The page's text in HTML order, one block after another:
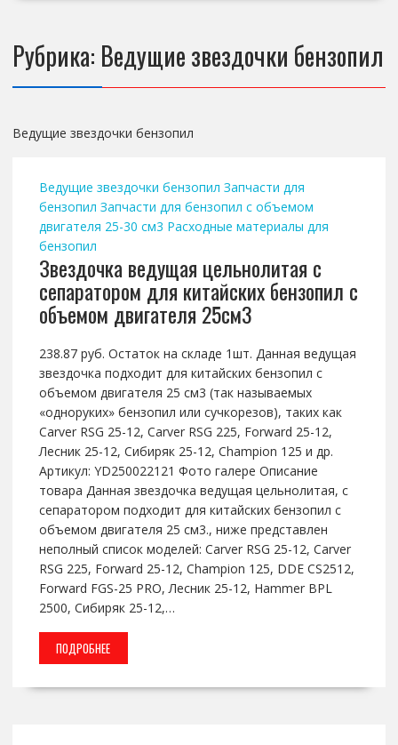
Рубрика: Ведущие звездочки бензопил
Ведущие звездочки бензопил
Ведущие звездочки бензопил Запчасти для
бензопил Запчасти для бензопил с объемом
двигателя 25-30 см3 Расходные материалы для
бензопил
Звездочка ведущая цельнолитая с
сепаратором для китайских бензопил с
объемом двигателя 25см3
238.87 руб. Остаток на складе 1шт. Данная ведущая
звездочка подходит для китайских бензопил с
объемом двигателя 25 см3 (так называемых
«одноруких» бензопил или сучкорезов), таких как
Carver RSG 25-12, Carver RSG 225, Forward 25-12,
Лесник 25-12, Сибиряк 25-12, Champion 125 и др.
Артикул: YD250022121 Фото галере Описание
товара Данная звездочка ведущая цельнолитая, с
сепаратором подходит для китайских бензопил с
объемом двигателя 25 см3., ниже представлен
неполный список моделей: Carver RSG 25-12, Carver
RSG 225, Forward 25-12, Champion 125, DDE CS2512,
Forward FGS-25 PRO, Лесник 25-12, Hammer BPL
2500, Сибиряк 25-12,…
ПОДРОБНЕЕ